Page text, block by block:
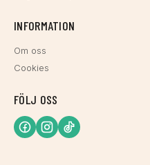
INFORMATION
Om oss
Cookies
FÖLJ OSS